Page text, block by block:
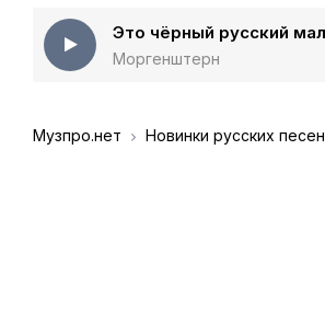
Моргенштерн
Музпро.нет Новинки русских песен